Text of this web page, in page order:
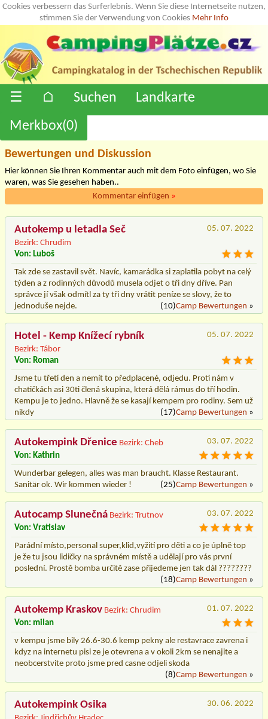
Cookies verbessern das Surferlebnis. Wenn Sie diese Internetseite nutzen,
stimmen Sie der Verwendung von Cookies Mehr Info
☰ ⌂ Suchen
Landkarte
Merkbox(0)
Bewertungen und Diskussion
Hier können Sie Ihren Kommentar auch mit dem Foto einfügen, wo Sie
waren, was Sie gesehen haben..
Kommentar einfügen »
Autokemp u letadla Seč
Bezirk: Chrudim
05. 07. 2022
Von: Luboš
Tak zde se zastavil svět. Navíc, kamarádka si zaplatila pobyt na celý
týden a z rodinných důvodů musela odjet o tři dny dříve. Pan
správce jí však odmítl za ty tři dny vrátit peníze se slovy, že to
jednoduše nejde.
(10)Camp Bewertungen »
Hotel - Kemp Knížecí rybník
Bezirk: Tábor
05. 07. 2022
Von: Roman
Jsme tu třetí den a nemít to předplacené, odjedu. Proti nám v
chatičkách asi 30ti člená skupina, která dělá rámus do tří hodin.
Kempu je to jedno. Hlavně že se kasají kempem pro rodiny. Sem už
nikdy
(17)Camp Bewertungen »
Autokempink Dřenice Bezirk: Cheb
03. 07. 2022
Von: Kathrin
Wunderbar gelegen, alles was man braucht. Klasse Restaurant.
Sanitär ok. Wir kommen wieder !
(25)Camp Bewertungen »
Autocamp Slunečná Bezirk: Trutnov
03. 07. 2022
Von: Vratislav
Parádní místo,personal super,klid,vyžití pro děti a co je úplně top
je že tu jsou lidičky na správném místě a udělají pro vás první
poslední. Prostě bomba určitě zase přijedeme jen tak dál ????????
(18)Camp Bewertungen »
Autokemp Kraskov Bezirk: Chrudim
01. 07. 2022
Von: milan
v kempu jsme bily 26.6-30.6 kemp pekny ale restavrace zavrena i
kdyz na internetu pisi ze je otevrena a v okoli 2km se nenajite a
neobcerstvite proto jsme pred casne odjeli skoda
(8)Camp Bewertungen »
Autokempink Osika 30. 06. 2022